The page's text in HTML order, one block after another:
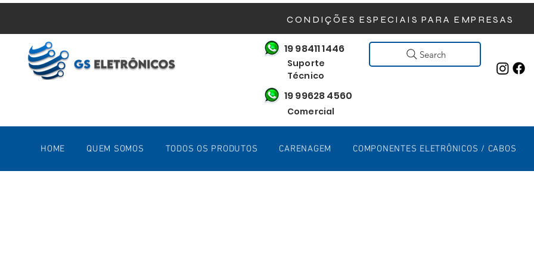
CONDIÇÕES ESPECIAIS PARA EMPRESAS
19 98411 1446
Suporte
Técnico
Search
19 99628 4560
Comercial
HOME QUEM SOMOS TODOS OS PRODUTOS CARENAGEM COMPONENTES ELETRÔNICOS / CABOS